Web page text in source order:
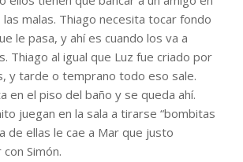
las malas. Thiago necesita tocar fondo
le pasa, y ahí es cuando los va a
Thiago al igual que Luz fue criado por
y tarde o temprano todo eso sale.
en el piso del baño y se queda ahí.
juegan en la sala a tirarse “bombitas
de ellas le cae a Mar que justo
Simón.